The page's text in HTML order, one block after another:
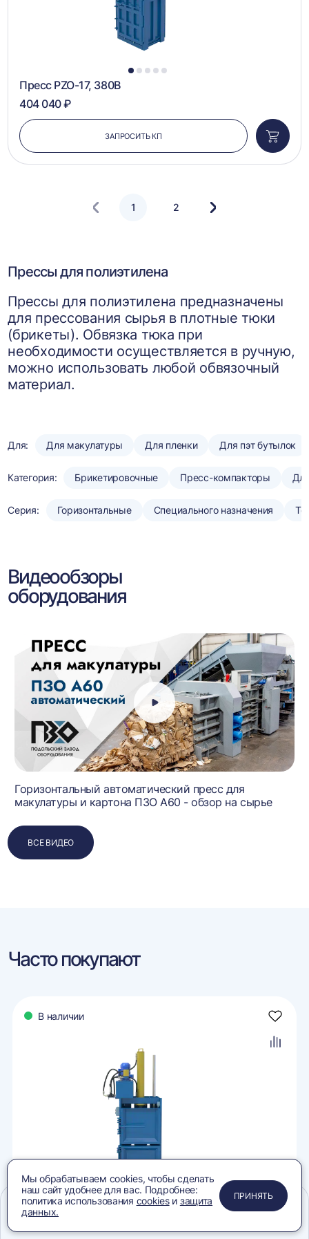
1 2 3 4 5
Пресс PZO-17, 380В
404 040 ₽
ЗАПРОСИТЬ КП
в
1 2
Следующая
Прессы для полиэтилена
Прессы для полиэтилена предназначены
для прессования сырья в плотные тюки
(брикеты). Обвязка тюка при
необходимости осуществляется в ручную,
можно использовать любой обвязочный
материал.
Для: Для макулатуры Для пленки Для пэт бутылок
Категория: Брикетировочные Пресс-компакторы
Серия: Горизонтальные Специального назначения
Видеообзоры
оборудования
Горизонтальный автоматический пресс для
макулатуры и картона ПЗО А60 - обзор на сырье
ВСЕ ВИДЕО
Часто покупают
В наличии
ПРИМЕНИТЬ
ЗАКРЫТЬ
ЗАКРЫТЬ
ЗАКРЫТЬ
Мы обрабатываем cookies, чтобы сделать
наш сайт удобнее для вас. Подробнее:
политика использования cookiesи защита
данных.
ПРИНЯТЬ